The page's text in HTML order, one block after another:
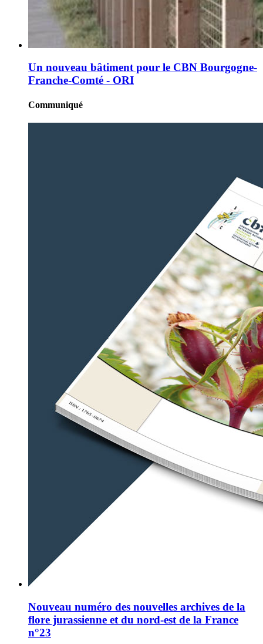
Un nouveau bâtiment pour le CBN Bourgogne-
Franche-Comté - ORI
Communiqué
Nouveau numéro des nouvelles archives de la
flore jurassienne et du nord-est de la France
n°23